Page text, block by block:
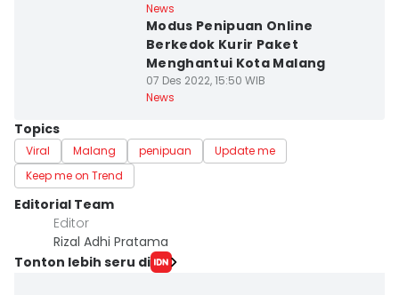
News
Modus Penipuan Online
Berkedok Kurir Paket
Menghantui Kota Malang
07 Des 2022, 15:50 WIB
News
Topics
Viral Malang penipuan
Update me
Keep me on Trend
Editorial Team
Editor
Rizal Adhi Pratama
Tonton lebih seru di